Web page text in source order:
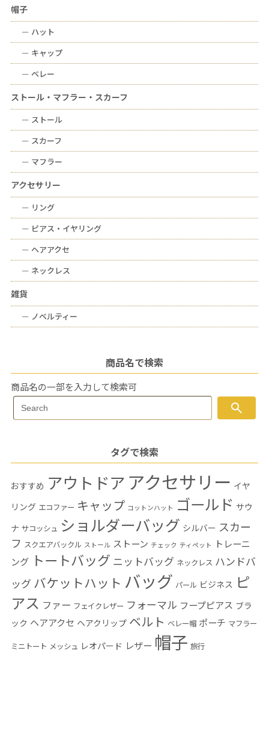
帽子
ー ハット
ー キャップ
ー ベレー
ストール・マフラー・スカーフ
ー ストール
ー スカーフ
ー マフラー
アクセサリー
ー リング
ー ピアス・イヤリング
ー ヘアアクセ
ー ネックレス
雑貨
ー ノベルティー
商品名で検索
商品名の一部を入力して検索可
Search
for:
search
タグで検索
おすすめ アウトドア アクセサリー イヤ
リング エコファー キャップ コットンハット ゴールド サウ
ナ サコッシュ ショルダーバッグ シルバー スカー
フ スクエアバックル ストール ストーン チェック ティペット
トレーニ
ング トートバッグ ニットバッグ ネックレス ハンドバ
ッグ バケットハット バッグ パール ビジネス ピ
アス ファー フェイクレザー フォーマル フープピアス ブラ
ック ヘアアクセ ヘアクリップ ベルト ベレー帽 ポーチ マフラー
ミニトート メッシュ レオパード レザー 帽子 旅行